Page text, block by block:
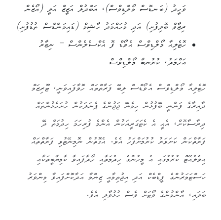
ވަހީދު (ބަނޑޮސް މޯލްޑިވްސް)، އަބްދުލް އަޒީޒް އަލީ (އޯޒެން
ރިޒާވް ބޮލިފުށި) އަދި މުހައްމަދު ހާޝިމް (ޑައިމަންޑްސް ތުޑުފުށި)
ހޮޓެލިއާ މޯލްޑިވްސް އެވޯޑް ފޮ އެކްސެލެންސް – ނިޒާރު
އަހްމަދު، ކުރުނބާ މޯލްޑިވްސް
ހޮޓެލިއާ މޯލްޑިވްސް އެވޯޑްސް ލިބޭ ފަރާތްތައް ހޮވާފައިވަނީ، ޓޫރިޒަމް
ދާއިރާގެ ފަންނީ ބޭފުޅުން ހިމެނޭ ޖަޖުންގެ ޕެނަލަކުން ހުށަހެޅުންތައް
ދިރާސާކޮށް، އެއީ އެ ކެޓަގަރީއަކުން އެންމެ ފުރިހަމަ ހިދުމަތް ދޭ
ފަރާތްކަން ކަށަވަރު ކުރުމަށްފަހު އެވެ. އެގޮތުން ނޮމިނޭޓުވި ފަރާތްތައް
އިވެލުއޭޓް ކުރުމުގައި އެ މީހުންގެ ހިދުމަތާއި ހޯދާފައިވާ ކާމިޔާބީތަކާއި
ކަސްޓަމަރުންގެ ފީޑްބެކް އަދި އިޖުތިމާއީ ޒިންމާ އަދާކޮށްފައިވާ މިންވަރު
ބަލައި، އާންމުންގެ ވޯޓަށް ވެސް ހުޅުވާލި އެވެ.